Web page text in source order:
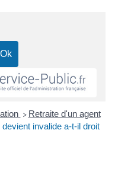
> Retraite d'un agent
invalide a-t-il droit